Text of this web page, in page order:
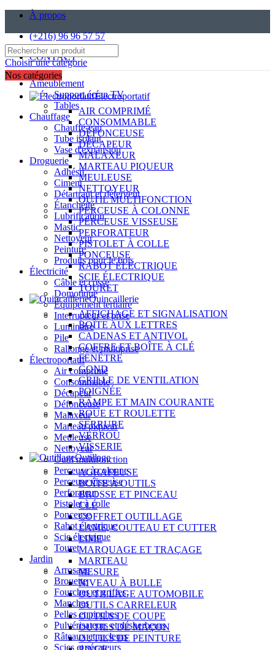
À propos
(+216) 96 96 57 57
CONTACT
Choisir une catégorie
Ameublement
Support écran TV
Tables
Chauffage
Chauffe-eau
Tube isolant
Vase d'expansion
Droguerie
Adhésif
Ciment
Détartrant et détergent
Étanchéité
Lubrification
Mastic
Nettoyeur
Peinture
Produits pour le bois
Électricité
Câble et cosse
Domotique
Équipement tertiaire
Interrupteur et prise
Luminaire
Pile
Rallonge et multiprise
Électroportatif
Air comprimé
Consommable
Décapeur
Défonceuse
Malaxeur
Marteau piqueur
Meuleuse
Nettoyeur
Outil multifonction
Perceuse à colonne
Perceuse visseuse
Perforateur
Pistolet à colle
Ponceuse
Rabot électrique
Scie électrique
Touret
Jardin
Arrosage
Brouette
Fourches et griffes
Manches
Pelles et pioches
Pulvérisateurs et désherbeurs
Râteaux et racleurs
Scies et sécateurs
Nos catégories
Électroportatif
AIR COMPRIMÉ
CONSOMMABLE
DÉFONCEUSE
DÉCAPEUR
MALAXEUR
MARTEAU PIQUEUR
MEULEUSE
NETTOYEUR
OUTIL MULTIFONCTION
PERCEUSE À COLONNE
PERCEUSE VISSEUSE
PERFORATEUR
PISTOLET À COLLE
PONCEUSE
RABOT ÉLECTRIQUE
SCIE ÉLECTRIQUE
TOURET
Quincaillerie
AFFICHAGE ET SIGNALISATION
BOÎTE AUX LETTRES
CADENAS ET ANTIVOL
COFFRE ET BOÎTE À CLÉ
FENÊTRE
GOND
GRILLE DE VENTILATION
POIGNÉE
RAMPE ET MAIN COURANTE
ROUE ET ROULETTE
SERRURE
VERROU
VISSERIE
Outillage
AGRAFEUSE
BOÎTE À OUTILS
BROSSE ET PINCEAU
CLÉ
COFFRET OUTILLAGE
LAME, COUTEAU ET CUTTER
LIME
MARQUAGE ET TRAÇAGE
MARTEAU
MESURE
NIVEAU À BULLE
OUTILLAGE AUTOMOBILE
OUTILS CARRELEUR
OUTILS DE COUPE
OUTILS DE MAÇON
OUTILS DE PEINTURE